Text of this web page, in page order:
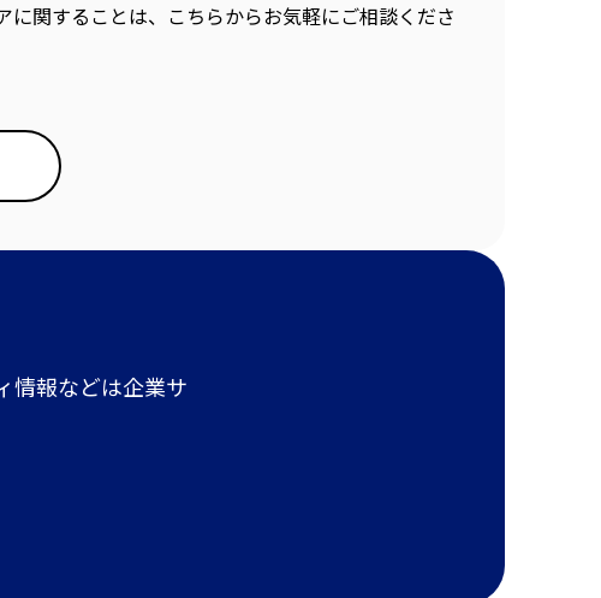
に関することは、こちらからお気軽にご相談くださ
情報などは企業サ